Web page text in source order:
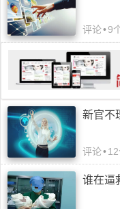
评论•9
新官不
评论•
谁在逼